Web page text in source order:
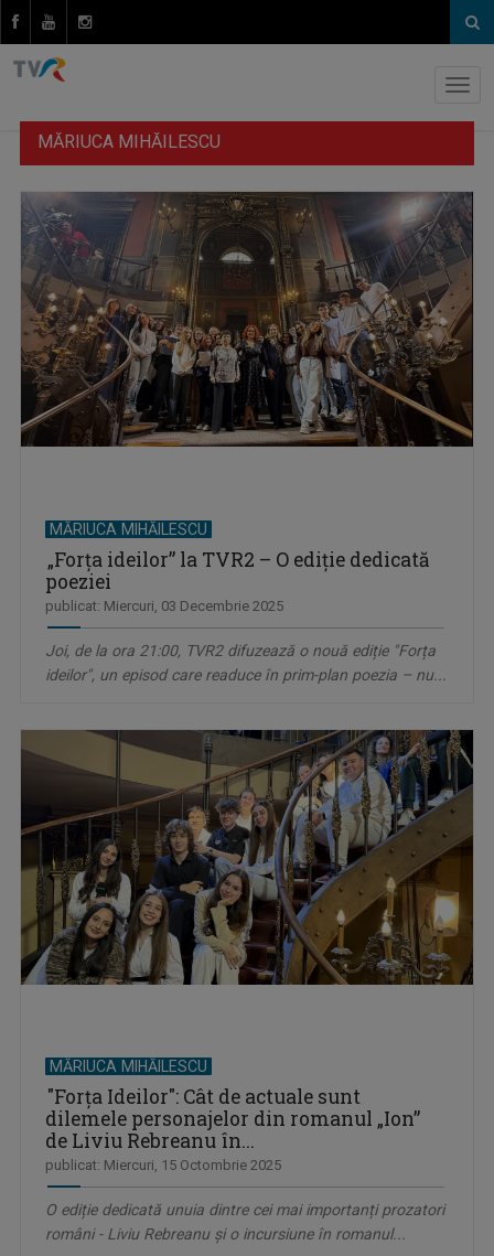
MĂRIUCA MIHĂILESCU
MĂRIUCA MIHĂILESCU
„Forța ideilor” la TVR2 – O ediție dedicată
poeziei
publicat: Miercuri, 03 Decembrie 2025
Joi, de la ora 21:00, TVR2 difuzează o nouă ediție "Forța
ideilor", un episod care readuce în prim-plan poezia – nu...
MĂRIUCA MIHĂILESCU
"Forța Ideilor": Cât de actuale sunt
dilemele personajelor din romanul „Ion”
de Liviu Rebreanu în...
publicat: Miercuri, 15 Octombrie 2025
O ediție dedicată unuia dintre cei mai importanți prozatori
români - Liviu Rebreanu şi o incursiune în romanul...